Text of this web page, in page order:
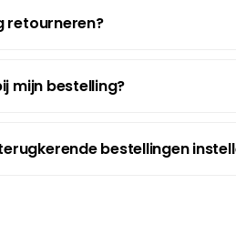
retourneren?
mijn bestelling?
bestellingen